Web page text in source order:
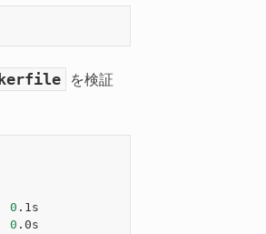
を検証
0 .1s
0 .0s